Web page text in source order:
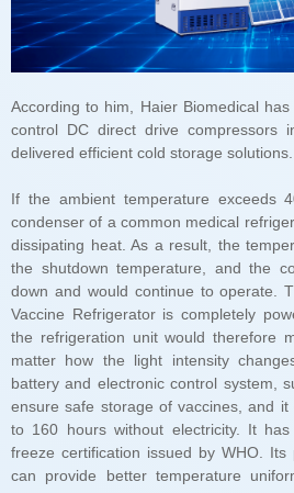
delivered efficient cold storage solutions.